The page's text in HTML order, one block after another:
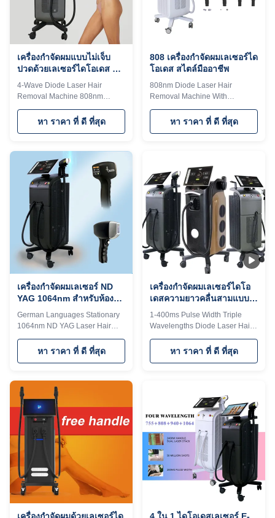
LASESROTHERSIdentifyIntelligent
AI recognition technology
(System automatically identifies
the
in hair follicles With hair follicle
analyzer that can see changes
in hair follicles When you
เครื่องกําจัดผมแบบไม่เจ็บ
ปวดด้วยเลเซอร์ไดโอเดส 4
วง 755nm 940nm 1064nm
4-Wave Diode Laser Hair
Removal Machine 808nm
755nm 940nm 1064nm For
High Standards Weifang KM
laser depilation hair removal
808nm 755nm 940nm 1064nm
diode laser Are you a beauty
salon? distributor? or a trading
company? Our factory provide
OEM, ODM services, for more
information, please send
inquiry! Germany TUV Rheiland
ISO Medical CE approved
Android system Diode laser
titanium with 15.6 inch 4K
Android, wifi, bluetooth, 3D
Animation intelligent
หา ราคา ที่ ดี ที่สุด
808 เครื่องกําจัดผมเลเซอร์ได
โอเดส สไตล์มืออาชีพ
808nm Diode Laser Hair
Removal Machine With
Compressor Cooling And
Titanium Material Germany TUV
Rheiland ISO Medical CE
machine? Is Diode Laser Hair
Removal Effective? Weifang KM
Diode laser hair removal
machine provide effective
treatment. Many patients will
find that their hair is removed
long-term. The diode laser hair
removal treatment will give
patients comfortable feeling
หา ราคา ที่ ดี ที่สุด
เครื่องกําจัดผมเลเซอร์ ND
YAG 1064nm สําหรับห้อง
เสริมความงาม
German Languages Stationary
1064nm ND YAG Laser Hair
Removal Machine For Beauty
Salon 15 years manufacturer
Weifang KM 808nm diode laser
755 1064 808 diodo lazer
systems Speed trio 3D ice
titanium laser depilacion hair
salon equipment Would you
want to get quick reply within 24
hours online? Contact Steven
whatsapp: 0086186 6360 3467
The professional machine is use
for beauty salon, spa, clinic ect.
We can offer OEM/ODM for our
distributors. KM
หา ราคา ที่ ดี ที่สุด
เครื่องกําจัดผมเลเซอร์ไดโอ
เดสความยาวคลื่นสามแบบ
สําหรับการค้า
1-400ms Pulse Width Triple
Wavelengths Diode Laser Hair
Removal Machine For
Commercial How can we
choose a good diode laser hair
timely after service?After doing
a lot of research at beauty
exhibition, in the E-commerce
website, or by google , all
manufacturer tell you that their
machine quality is best, their
price is best. But for you, how do
you tell the difference between
หา ราคา ที่ ดี ที่สุด